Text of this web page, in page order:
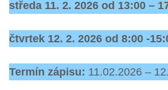
středa 11. 2. 2026 od 13:00 –
čtvrtek 12. 2. 2026 od 8:00 -
Termín zápisu: 11.02.2026 –